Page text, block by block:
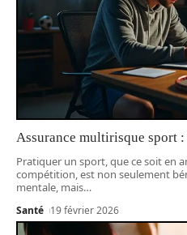
Assurance multirisque sport
Pratiquer un sport, que ce soit en
compétition, est non seulement
mentale, mais…
Santé 19 février 2026